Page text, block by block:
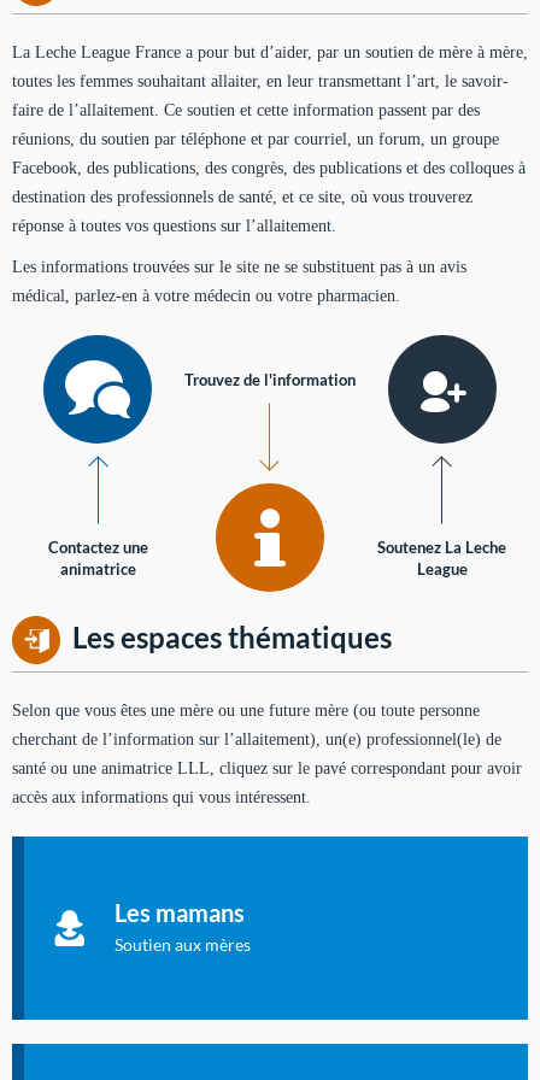
La Leche League France a pour but d’aider, par un soutien de mère à mère,
toutes les femmes souhaitant allaiter, en leur transmettant l’art, le savoir-
faire de l’allaitement. Ce soutien et cette information passent par des
réunions, du soutien par téléphone et par courriel, un forum, un groupe
Facebook, des publications, des congrès, des publications et des colloques à
destination des professionnels de santé, et ce site, où vous trouverez
réponse à toutes vos questions sur l’allaitement.
Les informations trouvées sur le site ne se substituent pas à un avis
médical, parlez-en à votre médecin ou votre pharmacien.
Contactez une
animatrice
Trouvez de l'information
Soutenez La Leche
League
Les espaces thématiques
Selon que vous êtes une mère ou une future mère (ou toute personne
cherchant de l’information sur l’allaitement), un(e) professionnel(le) de
santé ou une animatrice LLL, cliquez sur le pavé correspondant pour avoir
accès aux informations qui vous intéressent.
Les mamans
Soutien aux mères
à allaiter et vous informer : toutes les rubriques qui
concernent l'allaitement.